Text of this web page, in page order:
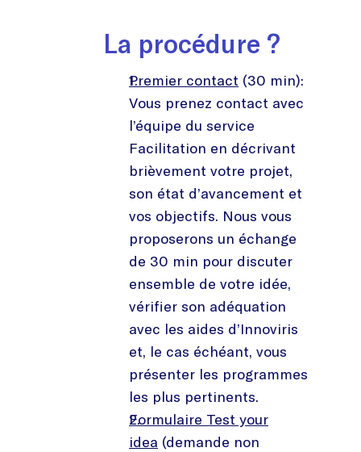
La procédure ?
Premier contact (30 min):
Vous prenez contact avec
l’équipe du service
Facilitation en décrivant
brièvement votre projet,
son état d’avancement et
vos objectifs. Nous vous
proposerons un échange
de 30 min pour discuter
ensemble de votre idée,
vérifier son adéquation
avec les aides d’Innoviris
et, le cas échéant, vous
présenter les programmes
les plus pertinents.
Formulaire Test your
idea (demande non